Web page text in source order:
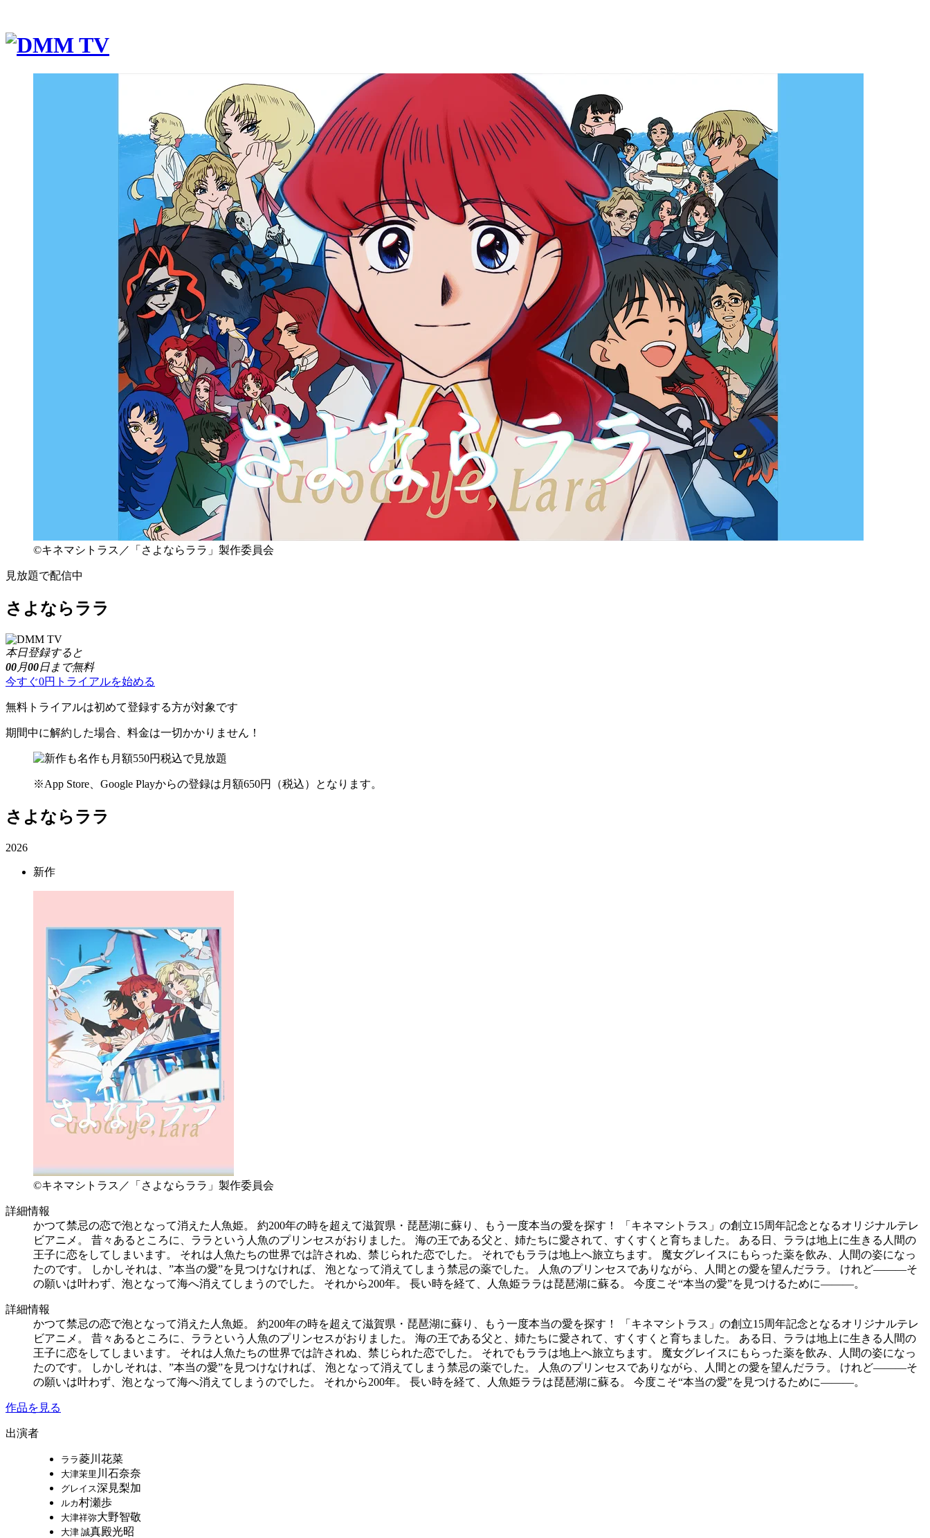
©キネマシトラス／「さよならララ」製作委員会
見放題で配信中
さよならララ
本日登録すると
00月00日まで無料
今すぐ0円トライアルを始める
無料トライアルは初めて登録する方が対象です
期間中に解約した場合、料金は一切かかりません！
※App Store、Google Playからの登録は月額650円（税込）となります。
さよならララ
2026
新作
©キネマシトラス／「さよならララ」製作委員会
詳細情報
かつて禁忌の恋で泡となって消えた人魚姫。 約200年の時を超えて滋賀県・琵琶湖に蘇り、もう一度本当の愛を探す！ 「キネマシトラス」の創立15周年記念となるオリジナルテレ
ビアニメ。 昔々あるところに、ララという人魚のプリンセスがおりました。 海の王である父と、姉たちに愛されて、すくすくと育ちました。 ある日、ララは地上に生きる人間の
王子に恋をしてしまいます。 それは人魚たちの世界では許されぬ、禁じられた恋でした。 それでもララは地上へ旅立ちます。 魔女グレイスにもらった薬を飲み、人間の姿になっ
たのです。 しかしそれは、”本当の愛”を見つけなければ、 泡となって消えてしまう禁忌の薬でした。 人魚のプリンセスでありながら、人間との愛を望んだララ。 けれど———そ
の願いは叶わず、泡となって海へ消えてしまうのでした。 それから200年。 長い時を経て、人魚姫ララは琵琶湖に蘇る。 今度こそ“本当の愛”を見つけるために———。
詳細情報
かつて禁忌の恋で泡となって消えた人魚姫。 約200年の時を超えて滋賀県・琵琶湖に蘇り、もう一度本当の愛を探す！ 「キネマシトラス」の創立15周年記念となるオリジナルテレ
ビアニメ。 昔々あるところに、ララという人魚のプリンセスがおりました。 海の王である父と、姉たちに愛されて、すくすくと育ちました。 ある日、ララは地上に生きる人間の
王子に恋をしてしまいます。 それは人魚たちの世界では許されぬ、禁じられた恋でした。 それでもララは地上へ旅立ちます。 魔女グレイスにもらった薬を飲み、人間の姿になっ
たのです。 しかしそれは、”本当の愛”を見つけなければ、 泡となって消えてしまう禁忌の薬でした。 人魚のプリンセスでありながら、人間との愛を望んだララ。 けれど———そ
の願いは叶わず、泡となって海へ消えてしまうのでした。 それから200年。 長い時を経て、人魚姫ララは琵琶湖に蘇る。 今度こそ“本当の愛”を見つけるために———。
作品を見る
出演者
ララ菱川花菜
大津茉里 川石奈奈
グレイス深見梨加
ルカ村瀬歩
大津祥弥大野智敬
大津 誠真殿光昭